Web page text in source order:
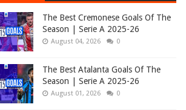
The Best Cremonese Goals Of The
Season | Serie A 2025-26
August 04, 2026 0
The Best Atalanta Goals Of The
Season | Serie A 2025-26
August 01, 2026 0